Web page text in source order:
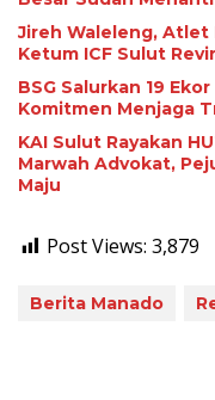
Jireh Waleleng, Atlet
Ketum ICF Sulut
BSG Salurkan 19
Komitmen Menjaga
KAI Sulut Rayakan
Marwah Advokat,
Maju
Post Views: 3,879
Berita Manado